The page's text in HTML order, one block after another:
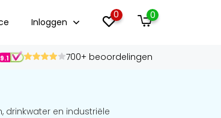
Inloggen
0 0
9.1 700+ beoordelingen
en industriële